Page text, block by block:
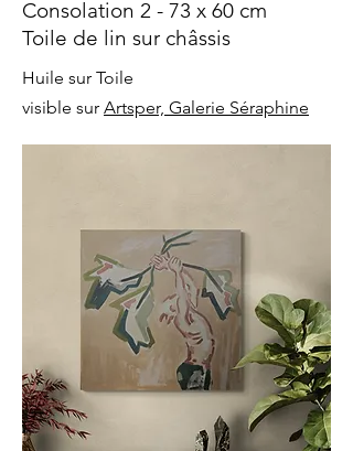
Consolation 2 - 73 x 60 cm
Toile de lin sur châssis
Huile sur Toile
visible sur Artsper, Galerie Séraphine